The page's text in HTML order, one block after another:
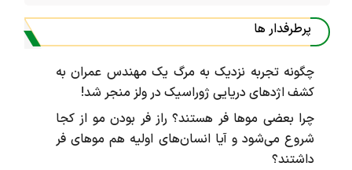
پرطرفدار ها
چگونه تجربه نزدیک به مرگ یک مهندس عمران به
کشف اژد‌های دریایی ژوراسیک در ولز منجر شد!
چرا بعضی موها فر هستند؟ راز فر بودن مو از کجا
شروع می‌شود و آیا انسان‌های اولیه هم موهای فر
داشتند؟